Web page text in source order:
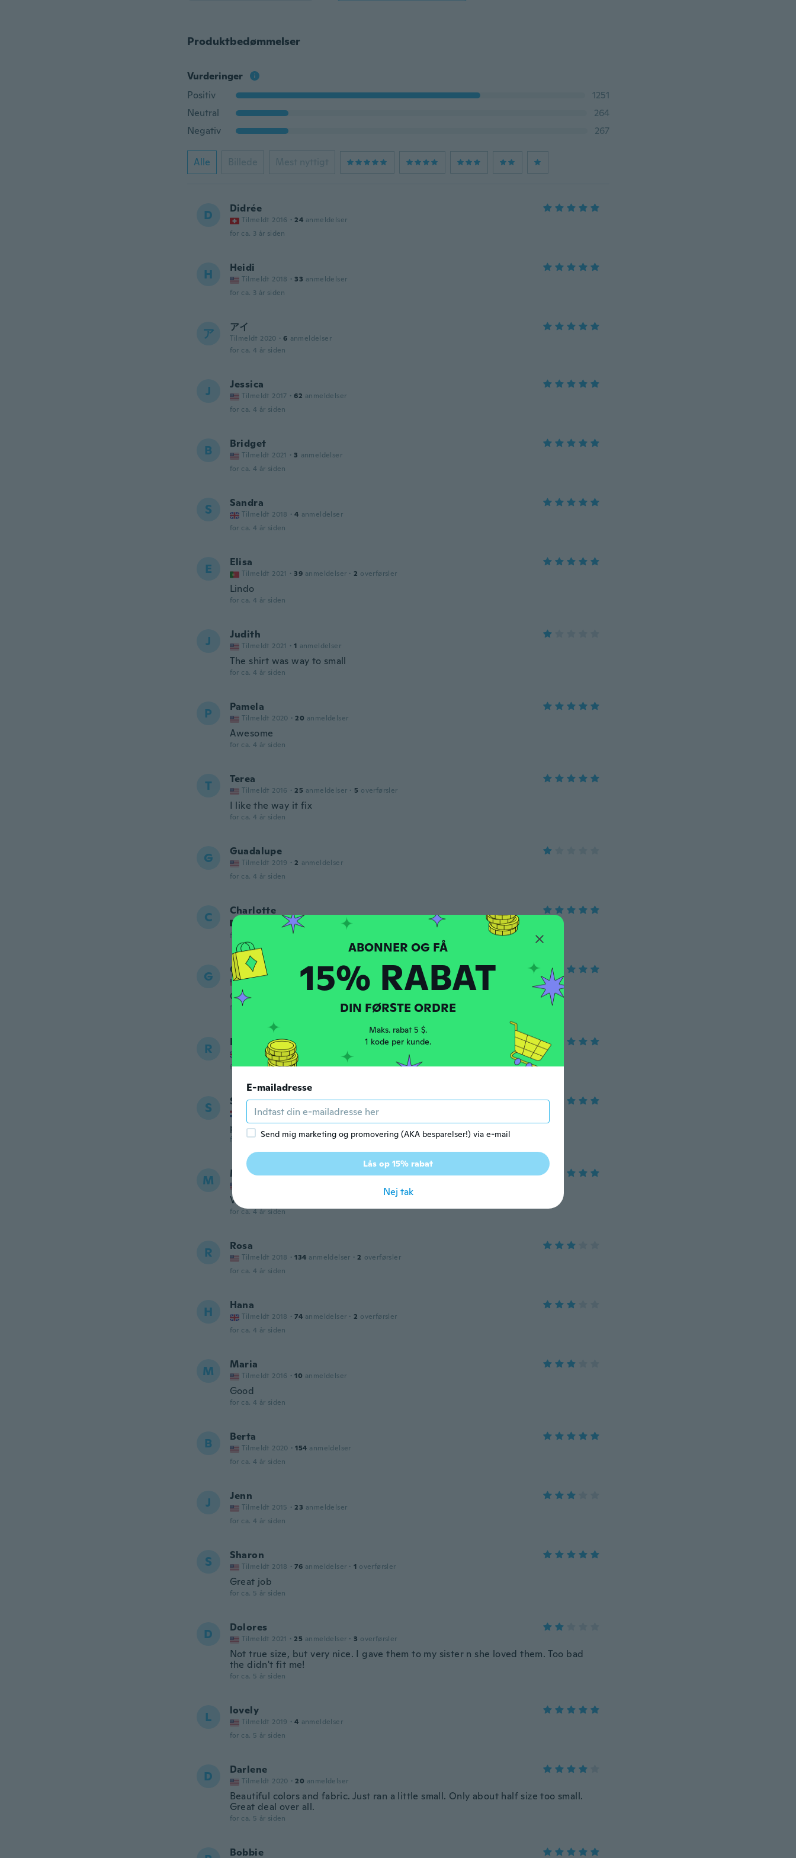
Produktbedømmelser
Vurderinger
Positiv
1251
Neutral
264
Negativ
267
Alle Billede Mest nyttigt
D Didrée
Tilmeldt 2016 · 24 anmeldelser
for ca. 3 år siden
H Heidi
Tilmeldt 2018 · 33 anmeldelser
for ca. 3 år siden
ア アイ
Tilmeldt 2020 · 6 anmeldelser
for ca. 4 år siden
J Jessica
Tilmeldt 2017 · 62 anmeldelser
for ca. 4 år siden
B Bridget
Tilmeldt 2021 · 3 anmeldelser
for ca. 4 år siden
S Sandra
Tilmeldt 2018 · 4 anmeldelser
for ca. 4 år siden
E Elisa
Tilmeldt 2021 · 39 anmeldelser · 2 overførsler
Lindo
for ca. 4 år siden
J Judith
Tilmeldt 2021 · 1 anmeldelser
The shirt was way to small
for ca. 4 år siden
P Pamela
Tilmeldt 2020 · 20 anmeldelser
Awesome
for ca. 4 år siden
T Terea
Tilmeldt 2016 · 25 anmeldelser · 5 overførsler
I like the way it fix
for ca. 4 år siden
G Guadalupe
Tilmeldt 2019 · 2 anmeldelser
for ca. 4 år siden
C Charlotte
Tilmeldt 2016 · 8
anmeldelser
for ca. 4 år siden
G Glenda
Tilmeldt 2021 anmeldelser · 1 overførsler
Great shirts. This is my third one. Comfortable, fits excellent.
for ca. 4 år siden
R Rachel
Tilmeldt 2018 · 3
for ca. 4 år siden
S Sylvia
Tilmeldt 2021 · 3 anmeldelser
prima in orde
for ca. 4 år siden
M Maria
Very comfortable
for ca. 4 år siden
R Rosa
Tilmeldt 2018 · 134 anmeldelser · 2 overførsler
for ca. 4 år siden
H Hana
Tilmeldt 2018 · 74 anmeldelser · 2 overførsler
for ca. 4 år siden
M Maria
Tilmeldt 2016 · 10 anmeldelser
Good
for ca. 4 år siden
B Berta
Tilmeldt 2020 · 154 anmeldelser
for ca. 4 år siden
J Jenn
Tilmeldt 2015 · 23 anmeldelser
for ca. 4 år siden
S Sharon
Tilmeldt 2018 · 76 anmeldelser · 1 overførsler
Great job
for ca. 5 år siden
D Dolores
Tilmeldt 2021 · 25 anmeldelser · 3 overførsler
Not true size, but very nice. I gave them to my sister n she loved them. Too bad
the didn't fit me!
for ca. 5 år siden
L lovely
Tilmeldt 2019 · 4 anmeldelser
for ca. 5 år siden
D Darlene
Tilmeldt 2020 · 20 anmeldelser
Beautiful colors and fabric. Just ran a little small. Only about half size too small.
Great deal over all.
for ca. 5 år siden
Bobbie
15% RABAT
DIN FØRSTE ORDRE
Maks. rabat 5 $.
1 kode per kunde.
E-mailadresse
Send mig marketing og promovering (AKA besparelser!) via e-mail
Lås op 15% rabat
Nej tak